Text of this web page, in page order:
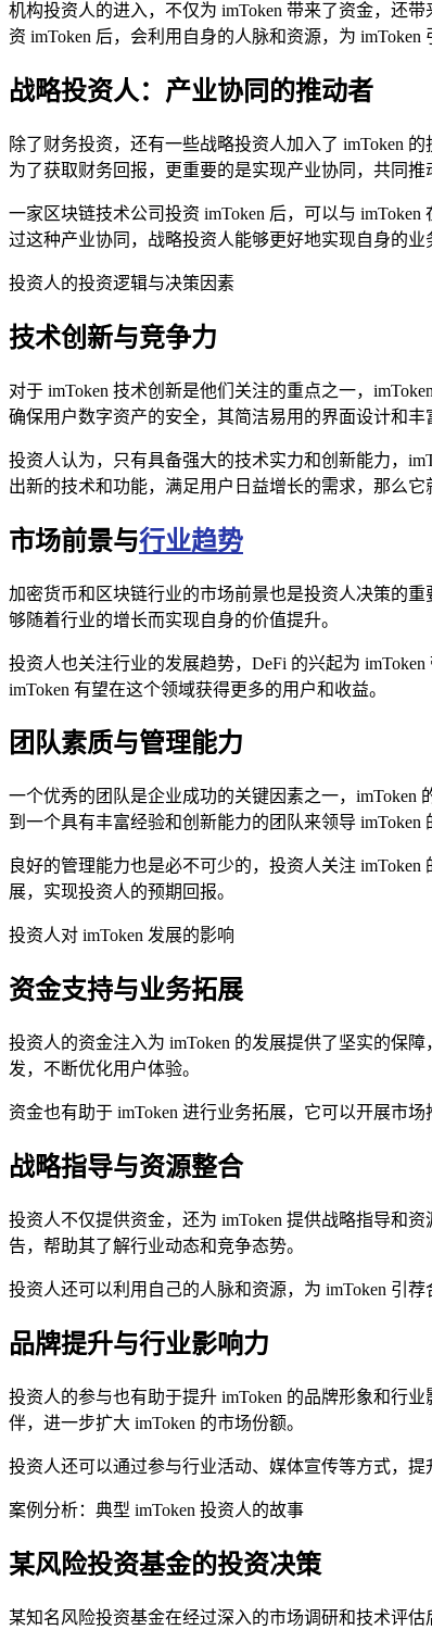
机构投资人的进入，不仅为 imToken 带来了资金，还
资 imToken 后，会利用自身的人脉和资源，为
战略投资人：产业协同的推动者
除了财务投资，还有一些战略投资人加入了 imToken
为了获取财务回报，更重要的是实现产业协同，共同推
一家区块链技术公司投资 imToken 后，可以与
过这种产业协同，战略投资人能够更好地实现自身的业
投资人的投资逻辑与决策因素
技术创新与竞争力
对于 imToken 技术创新是他们关注的重点之一，
确保用户数字资产的安全，其简洁易用的界面设计和丰
投资人认为，只有具备强大的技术实力和创新能力，
出新的技术和功能，满足用户日益增长的需求，那么它
市场前景与行业趋势
加密货币和区块链行业的市场前景也是投资人决策的
够随着行业的增长而实现自身的价值提升。
投资人也关注行业的发展趋势，DeFi 的兴起为
imToken 有望在这个领域获得更多的用户和收益。
团队素质与管理能力
一个优秀的团队是企业成功的关键因素之一，
到一个具有丰富经验和创新能力的团队来领导 imToken
良好的管理能力也是必不可少的，投资人关注
展，实现投资人的预期回报。
投资人对 imToken 发展的影响
资金支持与业务拓展
投资人的资金注入为 imToken 的发展提供了坚实的保
发，不断优化用户体验。
资金也有助于 imToken 进行业务拓展，它可以开展市
战略指导与资源整合
投资人不仅提供资金，还为 imToken 提供战略指导和
告，帮助其了解行业动态和竞争态势。
投资人还可以利用自己的人脉和资源，为 imToken 引
品牌提升与行业影响力
投资人的参与也有助于提升 imToken 的品牌形象和行
伴，进一步扩大 imToken 的市场份额。
投资人还可以通过参与行业活动、媒体宣传等方式，提
案例分析：典型 imToken 投资人的故事
某风险投资基金的投资决策
某知名风险投资基金在经过深入的市场调研和技术评